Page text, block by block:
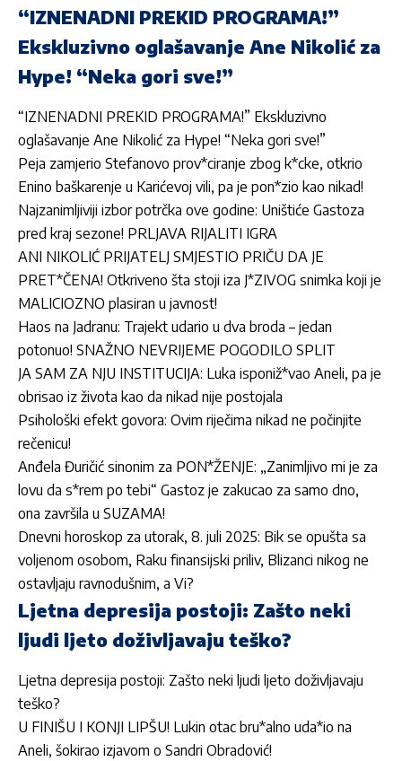
“IZNENADNI PREKID PROGRAMA!”
Ekskluzivno oglašavanje Ane Nikolić za
Hype! “Neka gori sve!”
“IZNENADNI PREKID PROGRAMA!” Ekskluzivno
oglašavanje Ane Nikolić za Hype! “Neka gori sve!”
Peja zamjerio Stefanovo prov*ciranje zbog k*cke, otkrio
Enino baškarenje u Karićevoj vili, pa je pon*zio kao nikad!
Najzanimljiviji izbor potrčka ove godine: Uništiće Gastoza
pred kraj sezone! PRLJAVA RIJALITI IGRA
ANI NIKOLIĆ PRIJATELJ SMJESTIO PRIČU DA JE
PRET*ČENA! Otkriveno šta stoji iza J*ZIVOG snimka koji je
MALICIOZNO plasiran u javnost!
Haos na Jadranu: Trajekt udario u dva broda – jedan
potonuo! SNAŽNO NEVRIJEME POGODILO SPLIT
JA SAM ZA NJU INSTITUCIJA: Luka isponiž*vao Aneli, pa je
obrisao iz života kao da nikad nije postojala
Psihološki efekt govora: Ovim riječima nikad ne počinjite
rečenicu!
Anđela Đuričić sinonim za PON*ŽENJE: „Zanimljivo mi je za
lovu da s*rem po tebi“ Gastoz je zakucao za samo dno,
ona završila u SUZAMA!
Dnevni horoskop za utorak, 8. juli 2025: Bik se opušta sa
voljenom osobom, Raku finansijski priliv, Blizanci nikog ne
ostavljaju ravnodušnim, a Vi?
Ljetna depresija postoji: Zašto neki
ljudi ljeto doživljavaju teško?
Ljetna depresija postoji: Zašto neki ljudi ljeto doživljavaju
teško?
U FINIŠU I KONJI LIPŠU! Lukin otac bru*alno uda*io na
Aneli, šokirao izjavom o Sandri Obradović!